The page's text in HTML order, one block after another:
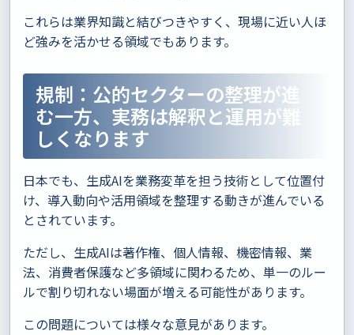
これらは業界知識と結びつきやすく、現場に近い人ほ
ど強みを活かせる領域でもあります。
規制：公的セクターの整理が進
む一方、実務は解釈と運用が難
しくなります
日本でも、生成AIを業務変革を担う技術として位置付
け、導入動向や活用領域を整理する動きが進んでいる
とされています。
ただし、生成AIは著作権、個人情報、機密情報、業
法、消費者保護など多領域に関わるため、単一のルー
ルで割り切れない場面が増える可能性があります。
この問題については様々な意見があります。